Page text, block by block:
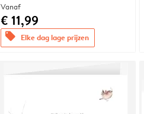
Vanaf
€ 11,99
offers Elke dag lage prijzen